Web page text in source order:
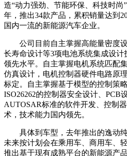
造“动力强劲、节能环保、科技时尚
年，推出34款产品，累积销量达到
国内一流的新能源汽车企业。
公司目前自主掌握高能量密度
长寿命设计等3项电池系统集成设
领先水平。自主掌握电机系统匹配
仿真设计，电机控制器硬件电路原
标定。自主掌握基于模型的控制策
ISO26262的控制器安全设计、PCB
AUTOSAR标准的软件开发、控制
术，技术能力国内领先。
具体到车型，去年推出的逸动
未来按计划会在乘用车、商用车、
推出基于现有成熟平台的新能源产